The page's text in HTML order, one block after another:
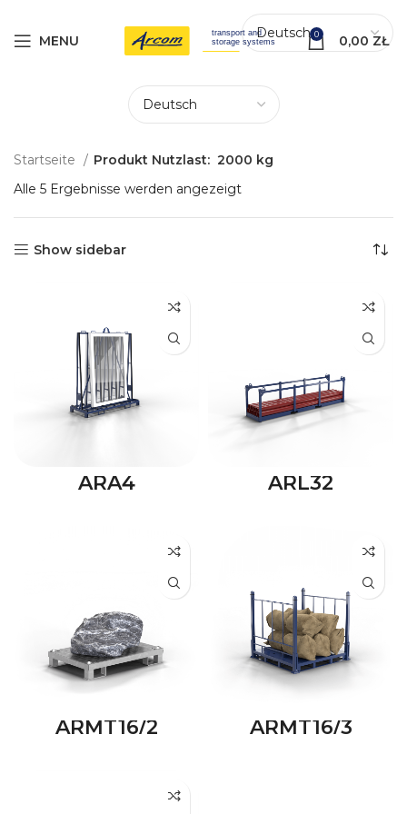
MENU 0 0,00 ZŁ
Startseite Produkt Nutzlast: 2000 kg
Alle 5 Ergebnisse werden angezeigt
Show sidebar
ARA4 ARL32
ARMT16/2 ARMT16/3